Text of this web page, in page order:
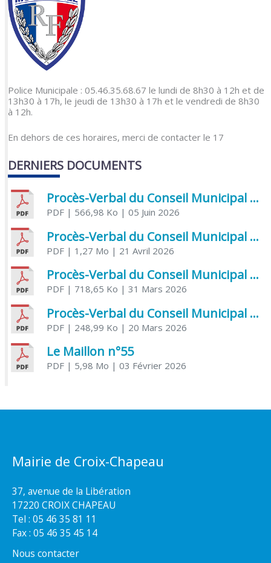
Police Municipale : 05.46.35.68.67 le lundi de 8h30 à 12h et de
13h30 à 17h, le jeudi de 13h30 à 17h et le vendredi de 8h30
à 12h.
En dehors de ces horaires, merci de contacter le 17
DERNIERS DOCUMENTS
Procès-Verbal du Conseil Municipal du 5 juin 2026
PDF| 566,98 Ko | 05 Juin 2026
Procès-Verbal du Conseil Municipal du 21 avril 2026
PDF| 1,27 Mo | 21 Avril 2026
Procès-Verbal du Conseil Municipal du 31 mars 2026
PDF| 718,65 Ko | 31 Mars 2026
Procès-Verbal du Conseil Municipal du 20 mars 2026
PDF| 248,99 Ko | 20 Mars 2026
Le Maillon n°55
PDF| 5,98 Mo | 03 Février 2026
Mairie de Croix-Chapeau
37, avenue de la Libération
17220 CROIX CHAPEAU
Tel : 05 46 35 81 11
Fax : 05 46 35 45 14
Nous contacter